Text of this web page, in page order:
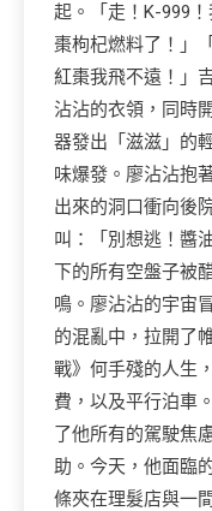
起。「走！K-999
棗枸杞燃料了！」
紅棗我飛不遠！」
沾沾的衣領，同時
器發出「滋滋」的
味爆發。廖沾沾抱
出來的洞口衝向後
叫：「別想逃！醬
下的所有空盤子被
鳴。廖沾沾的宇宙
的混亂中，拉開了
戰》何手殘的人生
費，以及平行泊車
了他所有的駕駛焦
助。今天，他面臨
條夾在理髮店與一